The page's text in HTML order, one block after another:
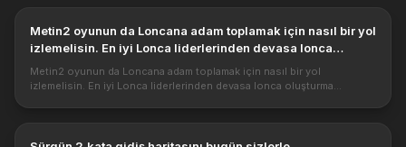
Metin2 oyunun da Loncana adam toplamak için nasıl bir yol
izlemelisin. En iyi Lonca liderlerinden devasa lonca
oluşturma yöntemleri nelerdir?
Metin2 oyunun da Loncana adam toplamak için nasıl bir yol
izlemelisin. En iyi Lonca liderlerinden devasa lonca oluşturma